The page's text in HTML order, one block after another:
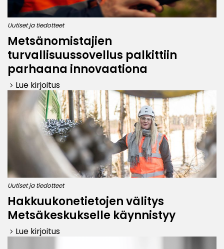
Uutiset ja tiedotteet
Metsänomistajien
turvallisuussovellus palkittiin
parhaana innovaationa
keyboard_arrow_right Lue kirjoitus
Uutiset ja tiedotteet
Hakkuukonetietojen välitys
Metsäkeskukselle käynnistyy
keyboard_arrow_right Lue kirjoitus